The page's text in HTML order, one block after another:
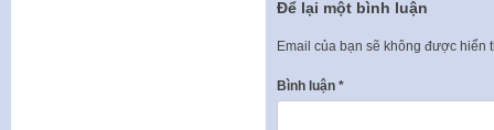
Để lại một bình luận
Email của bạn sẽ không được hiển
Bình luận *